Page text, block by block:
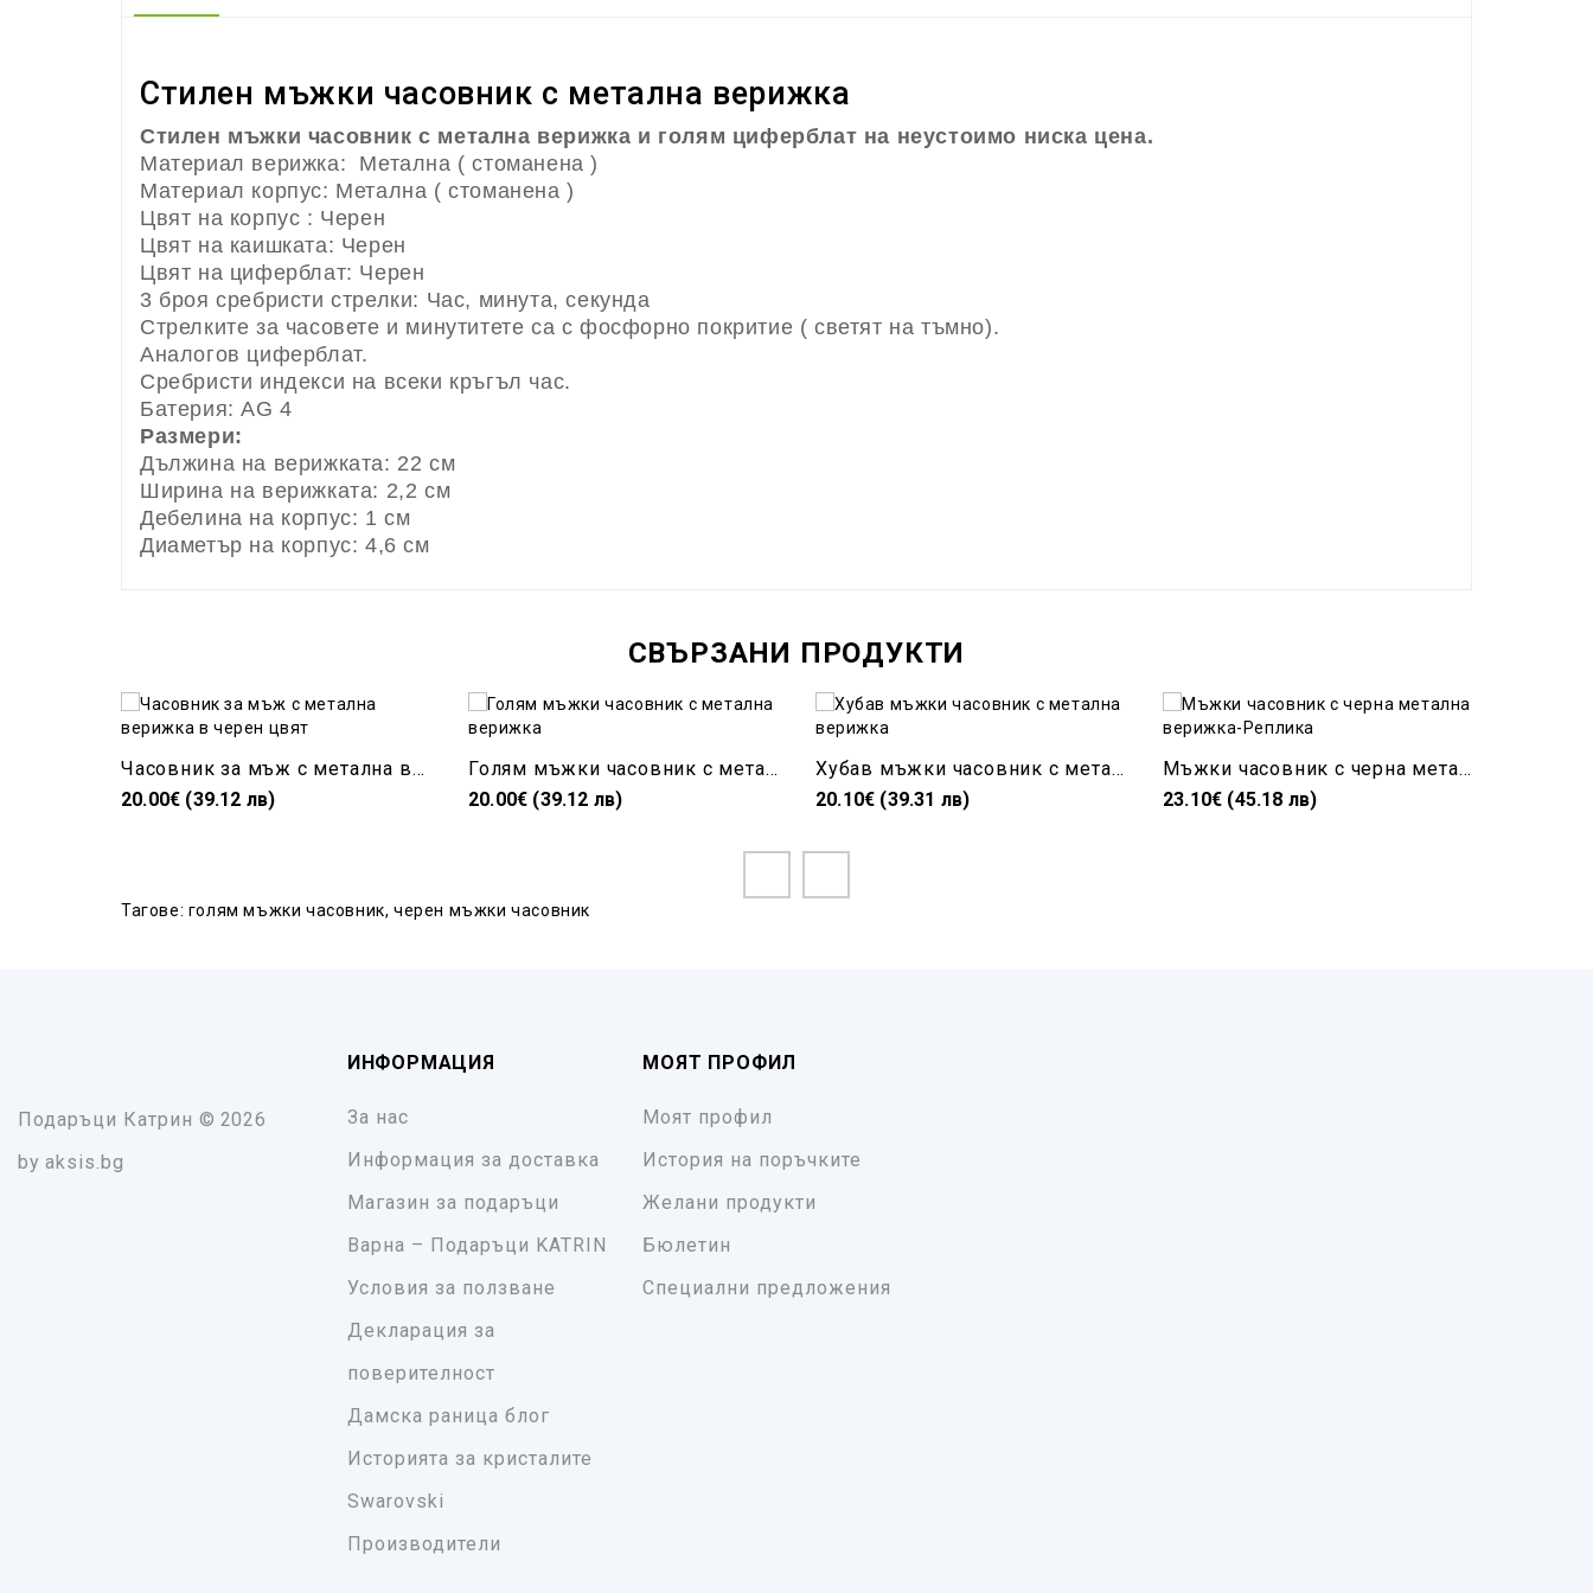
Стилен мъжки часовник с метална верижка
Стилен мъжки часовник с метална верижка и голям циферблат на неустоимо ниска цена.
Материал верижка: Метална ( стоманена )
Материал корпус: Метална ( стоманена )
Цвят на корпус : Черен
Цвят на каишката: Черен
Цвят на циферблат: Черен
3 броя сребристи стрелки: Час, минута, секунда
Стрелките за часовете и минутитете са с фосфорно покритие ( светят на тъмно).
Аналогов циферблат.
Сребристи индекси на всеки кръгъл час.
Батерия: AG 4
Размери:
Дължина на верижката: 22 см
Ширина на верижката: 2,2 см
Дебелина на корпус: 1 см
Диаметър на корпус: 4,6 см
СВЪРЗАНИ ПРОДУКТИ
Часовник за мъж с метална верижка в черен цвят
20.00€ (39.12 лв)
Голям мъжки часовник с метална верижка
20.00€ (39.12 лв)
Хубав мъжки часовник с метална верижка
20.10€ (39.31 лв)
Мъжки часовник с черна метална верижка-Реплика
23.10€ (45.18 лв)
Тагове: голям мъжки часовник,черен мъжки часовник
Подаръци Катрин © 2026
by aksis.bg
ИНФОРМАЦИЯ
За нас
Информация за доставка
Магазин за подаръци
Варна – Подаръци KATRIN
Условия за ползване
Декларация за
поверителност
Дамска раница блог
Историята за кристалите
Swarovski
Производители
МОЯТ ПРОФИЛ
Моят профил
История на поръчките
Желани продукти
Бюлетин
Специални предложения